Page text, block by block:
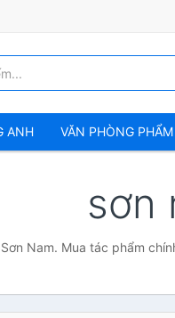
ANH VĂN PHÒNG PHẨM
sơn
Nam. Mua tác phẩm